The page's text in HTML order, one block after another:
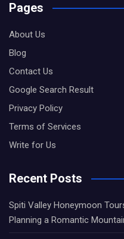
Pages
About Us
Blog
Contact Us
Google Search Result
Privacy Policy
Terms of Services
Write for Us
Recent Posts
Spiti Valley Honeymoon
Planning a Romantic